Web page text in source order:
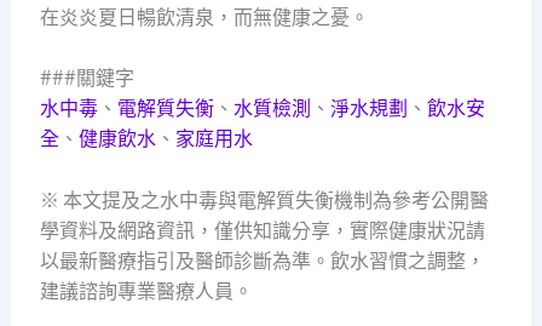
在炎炎夏日暢飲清泉，而無健康之憂。
###關鍵字
水中毒、 電解質失衡、 水質檢測 、 淨水規劃 、 飲水安
全、 健康飲水、 家庭用水
※ 本文提及之水中毒與電解質失衡機制為參考公開醫
學資料及網路資訊，僅供知識分享，實際健康狀況請
以最新醫療指引及醫師診斷為準。飲水習慣之調整，
建議諮詢專業醫療人員。